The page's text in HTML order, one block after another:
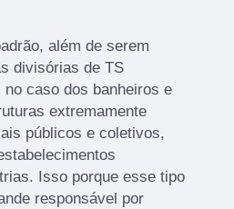
além de serem
divisórias de TS
no caso dos banheiros e
extremamente
públicos e coletivos,
Isso porque esse tipo
responsável por